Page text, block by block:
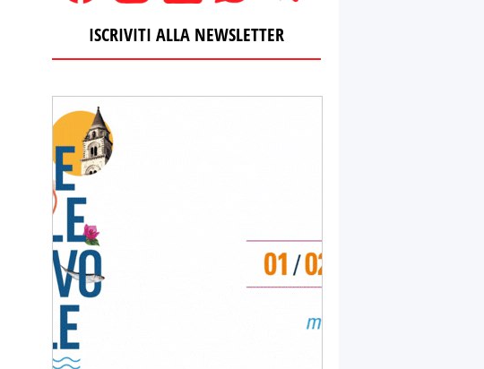
ISCRIVITI ALLA NEWSLETTER